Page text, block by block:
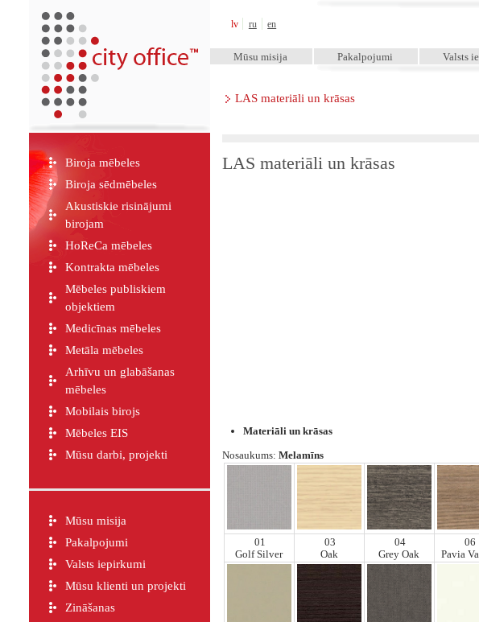
lv ru en
Mūsu misija Pakalpojumi Valsts
LAS materiāli un krāsas
Biroja mēbeles
Biroja sēdmēbeles
Akustiskie risinājumi
birojam
HoReCa mēbeles
Kontrakta mēbeles
Mēbeles publiskiem
objektiem
Medicīnas mēbeles
Metāla mēbeles
Arhīvu un glabāšanas
mēbeles
Mobilais birojs
Mēbeles EIS
Mūsu darbi, projekti
Mūsu misija
Pakalpojumi
Valsts iepirkumi
Mūsu klienti un projekti
Zināšanas
LAS materiāli un krāsas
Materiāli un krāsas
Nosaukums: Melamīns
01
Golf Silver
03
Oak
04
Grey Oak
06
Pavia